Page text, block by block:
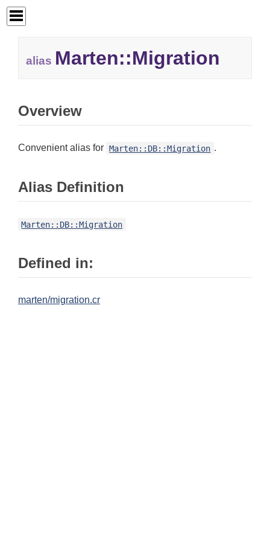
alias Marten::Migration
Overview
Convenient alias for Marten::DB::Migration .
Alias Definition
Marten::DB::Migration
Defined in:
marten/migration.cr